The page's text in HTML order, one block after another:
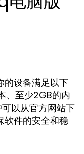
设备满足以下
、至少2GB的内
以从官方网站下
件的安全和稳